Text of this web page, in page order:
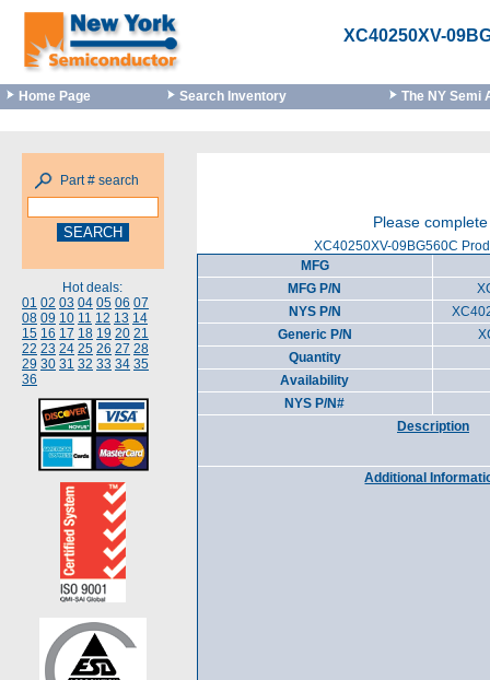
XC40250XV-
Home Page Search Inventory The NY Semi
Part # search
Hot deals:
01 02 03 04 05 06 07
08 09 10 11 12 13 14
15 16 17 18 19 20 21
22 23 24 25 26 27 28
29 30 31 32 33 34 35
36
Please
XC40250XV-09BG560C
MFG
MFG P/N
NYS P/N
Generic P/N
Quantity
Availability
NYS P/N#
Description
Additional